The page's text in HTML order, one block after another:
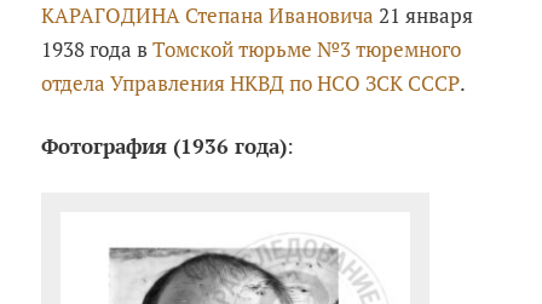
КАРАГОДИНА Степана Ивановича 21 января
1938 года вТомской тюрьме №3 тюремного
отдела Управления НКВД по НСО ЗСК СССР.
Фотография (1936 года):